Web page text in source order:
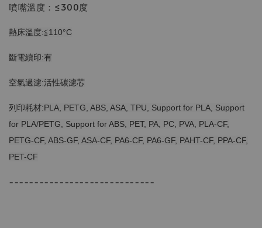
噴嘴溫度：≤300度
熱床溫度:≦110°C
斷電續印:有
空氣過濾:活性碳濾芯
列印耗材:PLA, PETG, ABS, ASA, TPU, Support for PLA, Support
for PLA/PETG, Support for ABS, PET, PA, PC, PVA, PLA-CF,
PETG-CF, ABS-GF, ASA-CF, PA6-CF, PA6-GF, PAHT-CF, PPA-CF,
PET-CF
-----------------------------